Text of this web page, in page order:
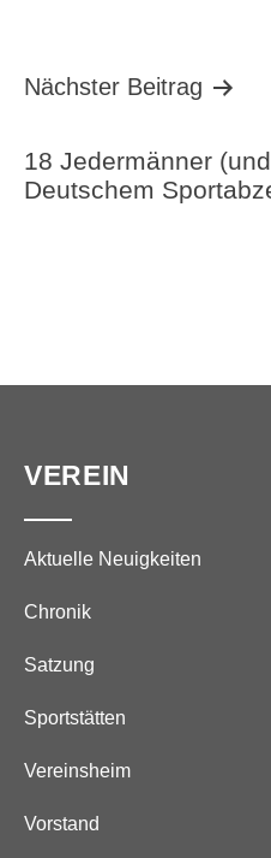
Nächster Beitrag
18 Jedermänner
Deutschem
VEREIN
Aktuelle Neuigkeiten
Chronik
Satzung
Sportstätten
Vereinsheim
Vorstand